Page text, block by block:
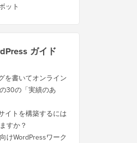
ット
ガイド
を書いてオンライン
30の「実績のあ
イトを構築するには
すか？
けWordPressワーク